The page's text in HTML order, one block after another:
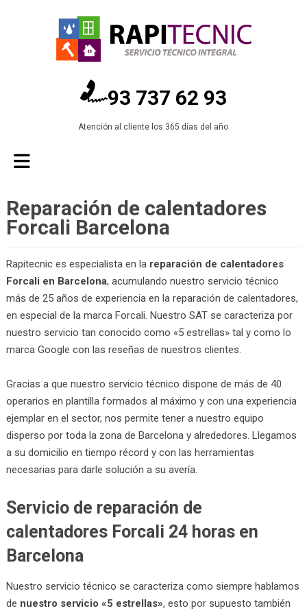
93 737 62 93
Atención al cliente los 365 días del año
Reparación de calentadores
Forcali Barcelona
Rapitecnic es especialista en la reparación de calentadores
Forcali en Barcelona, acumulando nuestro servicio técnico
más de 25 años de experiencia en la reparación de calentadores,
en especial de la marca Forcali. Nuestro SAT se caracteriza por
nuestro servicio tan conocido como «5 estrellas» tal y como lo
marca Google con las reseñas de nuestros clientes.
Gracias a que nuestro servicio técnico dispone de más de 40
operarios en plantilla formados al máximo y con una experiencia
ejemplar en el sector, nos permite tener a nuestro equipo
disperso por toda la zona de Barcelona y alrededores. Llegamos
a su domicilio en tiempo récord y con las herramientas
necesarias para darle solución a su avería.
Servicio de reparación de
calentadores Forcali 24 horas en
Barcelona
Nuestro servicio técnico se caracteriza como siempre hablamos
de nuestro servicio «5 estrellas», esto por supuesto también